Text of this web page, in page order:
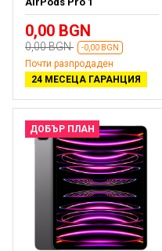
0,00 BGN
0,00 BGN -0,00 BGN
Почти разпродаден
24 МЕСЕЦА ГАРАНЦИЯ
ДОБЪР ПЛАН